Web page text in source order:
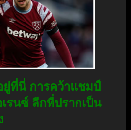
ที่นี่ การคว้าแชมป์
รนซ์ ลีกที่ปรากเป็น